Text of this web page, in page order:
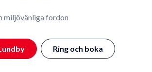
miljövänliga fordon
Ring och boka